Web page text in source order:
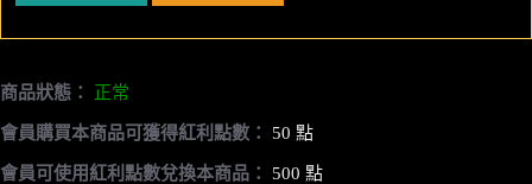
商品狀態： 正常
會員購買本商品可獲得紅利點數： 50 點
會員可使用紅利點數兌換本商品： 500 點